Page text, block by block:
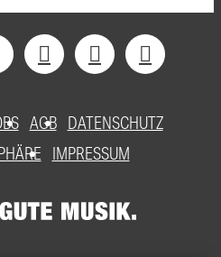
AGB DATENSCHUTZ
IMPRESSUM